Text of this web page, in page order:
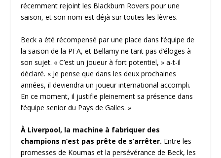
récemment rejoint les Blackburn Rovers pour une
saison, et son nom est déjà sur toutes les lèvres.
Beck a été récompensé par une place dans l’équipe de
la saison de la PFA, et Bellamy ne tarit pas d’éloges à
son sujet. « C’est un joueur à fort potentiel, » a-t-il
déclaré. « Je pense que dans les deux prochaines
années, il deviendra un joueur international accompli.
En ce moment, il justifie pleinement sa présence dans
l’équipe senior du Pays de Galles. »
À Liverpool, la machine à fabriquer des
champions n’est pas prête de s’arrêter. Entre les
promesses de Koumas et la persévérance de Beck, les